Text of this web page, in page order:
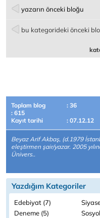
yazarın önceki bloğu
bu kategorideki önceki
Toplam blog
: 36
: 615
Kayıt tarihi
: 07.12.12
Beyaz Arif Akbaş, (d.1979
eleştirmen şair/yazar. 2005
Ünivers..
Yazdığım Kategoriler
Edebiyat (7)
Deneme (5)